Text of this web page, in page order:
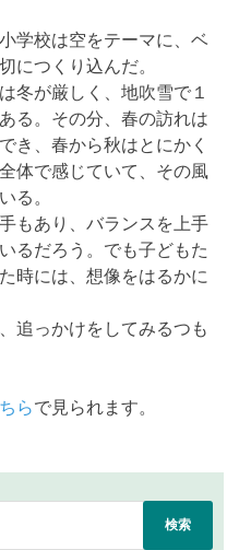
学校は空をテーマに、ベ
につくり込んだ。
冬が厳しく、地吹雪で１
る。その分、春の訪れは
き、春から秋はとにかく
体で感じていて、その風
る。
もあり、バランスを上手
るだろう。でも子どもた
時には、想像をはるかに
追っかけをしてみるつも
らで見られます。